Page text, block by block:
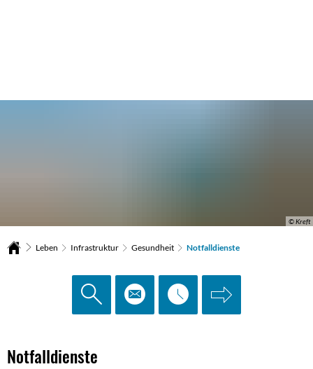
© Kreft
Leben Infrastruktur Gesundheit Notfalldienste
Notfalldienste
Notfalldienste